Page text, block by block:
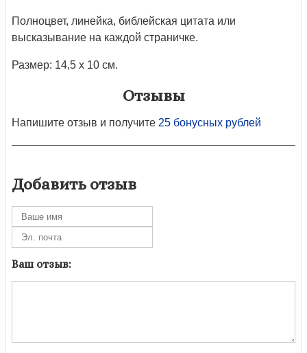
Полноцвет, линейка, библейская цитата или
высказывание на каждой страничке.
Размер: 14,5 х 10 см.
Отзывы
Напишите отзыв и получите 25 бонусных рублей
Добавить отзыв
Ваш отзыв: